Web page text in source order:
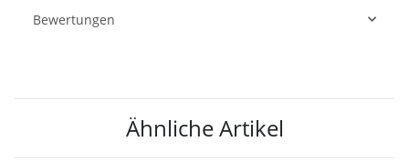
Bewertungen
Ähnliche Artikel